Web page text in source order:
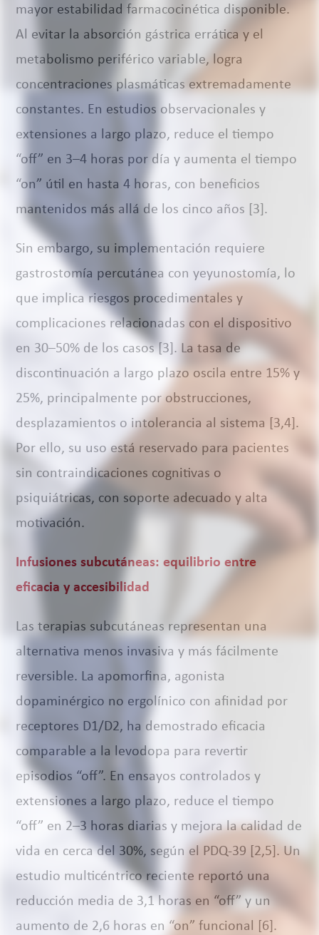
mayor estabilidad farmacocinética disponible.
Al evitar la absorción gástrica errática y el
metabolismo periférico variable, logra
concentraciones plasmáticas extremadamente
constantes. En estudios observacionales y
extensiones a largo plazo, reduce el tiempo
“off” en 3–4 horas por día y aumenta el tiempo
“on” útil en hasta 4 horas, con beneficios
mantenidos más allá de los cinco años [3].
Sin embargo, su implementación requiere
gastrostomía percutánea con yeyunostomía, lo
que implica riesgos procedimentales y
complicaciones relacionadas con el dispositivo
en 30–50% de los casos [3]. La tasa de
discontinuación a largo plazo oscila entre 15% y
25%, principalmente por obstrucciones,
desplazamientos o intolerancia al sistema [3,4].
Por ello, su uso está reservado para pacientes
sin contraindicaciones cognitivas o
psiquiátricas, con soporte adecuado y alta
motivación.
Infusiones subcutáneas: equilibrio entre
eficacia y accesibilidad
Las terapias subcutáneas representan una
alternativa menos invasiva y más fácilmente
reversible. La apomorfina, agonista
dopaminérgico no ergolínico con afinidad por
receptores D1/D2, ha demostrado eficacia
comparable a la levodopa para revertir
episodios “off”. En ensayos controlados y
extensiones a largo plazo, reduce el tiempo
“off” en 2–3 horas diarias y mejora la calidad de
vida en cerca del 30%, según el PDQ-39 [2,5]. Un
estudio multicéntrico reciente reportó una
reducción media de 3,1 horas en “off” y un
aumento de 2,6 horas en “on” funcional [6].